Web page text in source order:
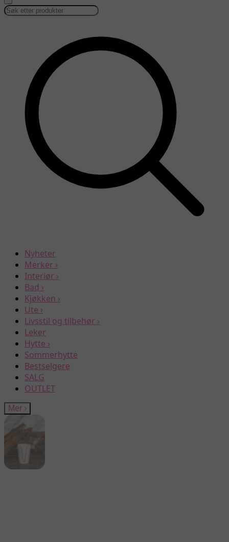
Nyheter
Merker ›
Interiør ›
Bad ›
Kjøkken ›
Ute ›
Livsstil og tilbehør ›
Leker
Hytte ›
Sommerhytte
Bestselgere
SALG
OUTLET
Mer ›